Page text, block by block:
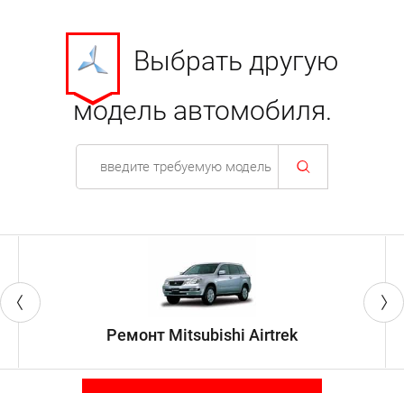
Выбрать другую
модель автомобиля.
Ремонт Mitsubishi Airtrek